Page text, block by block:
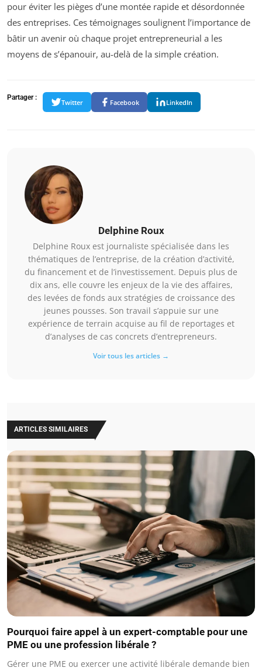
pour éviter les pièges d’une montée rapide et désordonnée
des entreprises. Ces témoignages soulignent l’importance de
bâtir un avenir où chaque projet entrepreneurial a les
moyens de s’épanouir, au-delà de la simple création.
Partager :
Twitter Facebook LinkedIn
Delphine Roux
Delphine Roux est journaliste spécialisée dans les
thématiques de l’entreprise, de la création d’activité,
du financement et de l’investissement. Depuis plus de
dix ans, elle couvre les enjeux de la vie des affaires,
des levées de fonds aux stratégies de croissance des
jeunes pousses. Son travail s’appuie sur une
expérience de terrain acquise au fil de reportages et
d’analyses de cas concrets d’entrepreneurs.
Voir tous les articles →
ARTICLES SIMILAIRES
Pourquoi faire appel à un expert-comptable pour une
PME ou une profession libérale ?
Gérer une PME ou exercer une activité libérale demande bien